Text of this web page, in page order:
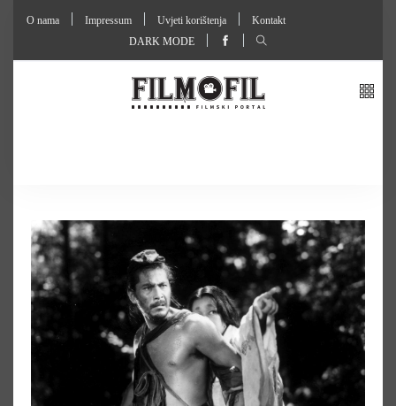
O nama Impressum Uvjeti korištenja
Kontakt
DARK MODE